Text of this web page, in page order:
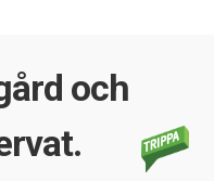
och